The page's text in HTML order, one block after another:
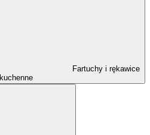
Fartuchy i rękawice
kuchenne